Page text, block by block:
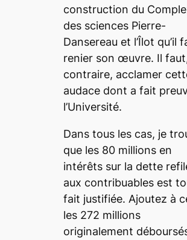
construction du
des sciences Pierre-
Dansereau et l’Îlot qu’il
renier son œuvre. Il
contraire, acclamer
audace dont a fait
l’Université.
Dans tous les cas, je
que les 80 millions en
intérêts sur la dette
aux contribuables est
fait justifiée. Ajoutez à
les 272 millions
originalement